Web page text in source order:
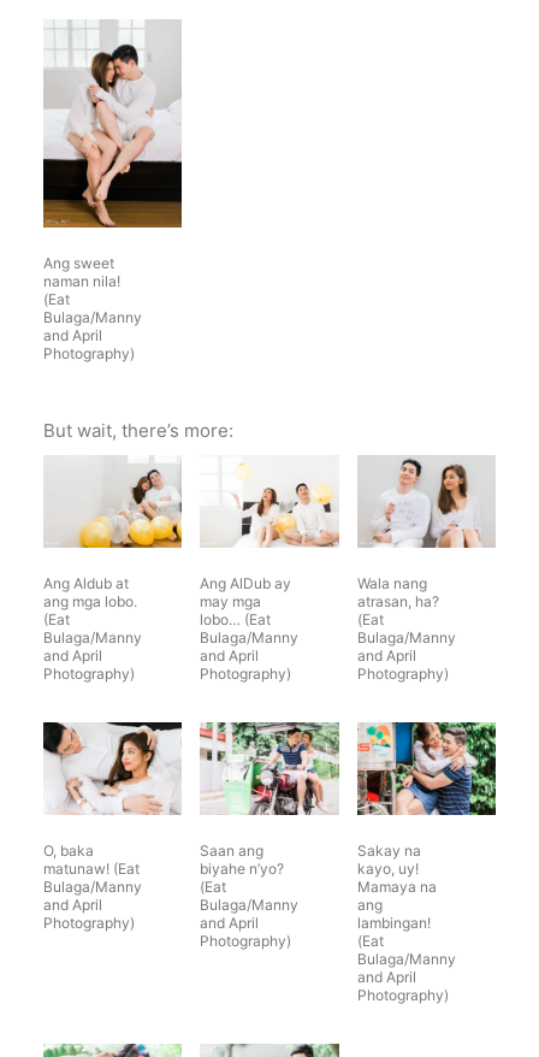
Ang sweet
naman nila!
(Eat
Bulaga/Manny
and April
Photography)
But wait, there’s more:
Ang Aldub at
ang mga lobo.
(Eat
Bulaga/Manny
and April
Photography)
Ang AlDub ay
may mga
lobo… (Eat
Bulaga/Manny
and April
Photography)
Wala nang
atrasan, ha?
(Eat
Bulaga/Manny
and April
Photography)
O, baka
matunaw! (Eat
Bulaga/Manny
and April
Photography)
Saan ang
biyahe n’yo?
(Eat
Bulaga/Manny
and April
Photography)
Sakay na
kayo, uy!
Mamaya na
ang
lambingan!
(Eat
Bulaga/Manny
and April
Photography)